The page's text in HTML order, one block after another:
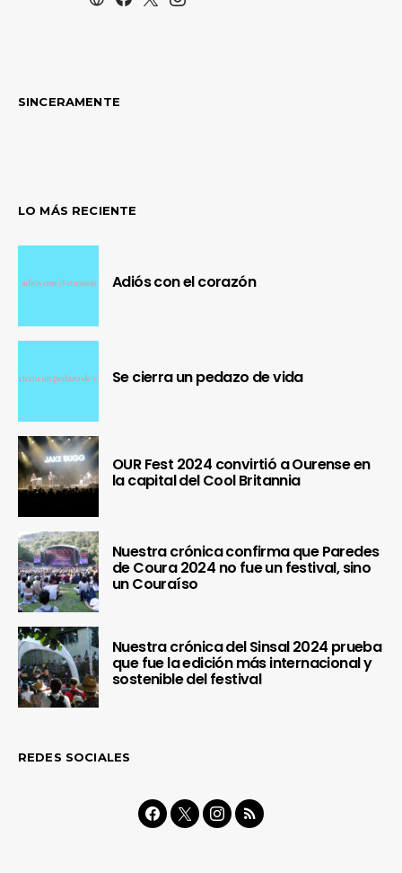
SINCERAMENTE
LO MÁS RECIENTE
Adiós con el corazón
Se cierra un pedazo de vida
OUR Fest 2024 convirtió a Ourense en
la capital del Cool Britannia
Nuestra crónica confirma que Paredes
de Coura 2024 no fue un festival, sino
un Couraíso
Nuestra crónica del Sinsal 2024 prueba
que fue la edición más internacional y
sostenible del festival
REDES SOCIALES